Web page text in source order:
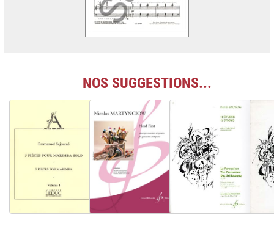
NOS SUGGESTIONS...